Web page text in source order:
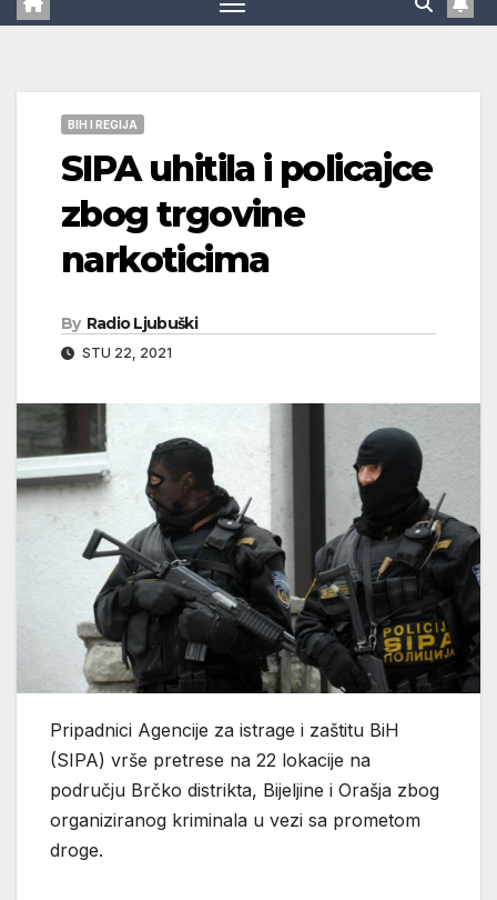
BIH I REGIJA
SIPA uhitila i policajce
zbog trgovine
narkoticima
By Radio Ljubuški
STU 22, 2021
Pripadnici Agencije za istrage i zaštitu BiH
(SIPA) vrše pretrese na 22 lokacije na
području Brčko distrikta, Bijeljine i Orašja zbog
organiziranog kriminala u vezi sa prometom
droge.